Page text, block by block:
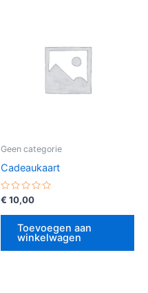
Geen categorie
Cadeaukaart
Gewaardeerd
0
uit
€ 10,00
Toevoegen aan
winkelwagen